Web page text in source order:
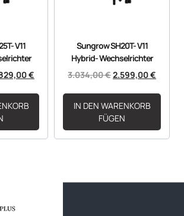
V11
€
Sungrow SH20T- V11
Hybrid- Wechselrichter
3.034,00€2.599,00€
IN DEN WARENKORB
FÜGEN